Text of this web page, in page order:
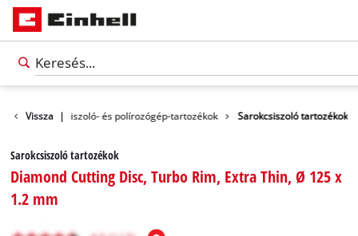
Vissza |
Sarokcsiszoló- és polírozógép-tartozékok Sarokcsiszoló tartozékok
Sarokcsiszoló tartozékok
Diamond Cutting Disc, Turbo Rim, Extra Thin, Ø 125 x
1.2 mm